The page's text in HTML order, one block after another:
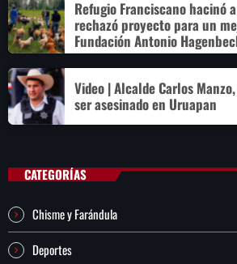
Refugio Franciscano hacinó
rechazó proyecto para un
Fundación Antonio
Video | Alcalde Carlos
ser asesinado en Uruapan
CATEGORÍAS
Chisme y Farándula
Deportes